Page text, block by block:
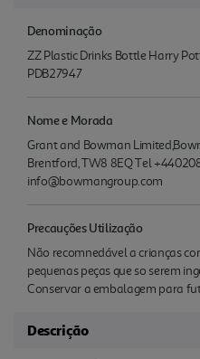
Denominação
ZZ Plastic Drinks Bottle Harry
PDB27947
Nome e Morada
Grant and Bowman
Brentford, TW8 8EQ Tel
info@bowmangroup.com
Precauções Utilização
Não recomnedável a crianças
pequenas peças que so serem
Conservar a embalagem para
Descrição